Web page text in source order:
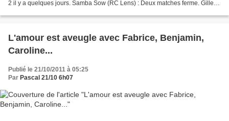
2 il y a quelques jours. Samba Sow (RC Lens) : Deux matches ferme. Gilles
L'amour est aveugle avec Fabrice, Benjamin,
Caroline...
Publié le 21/10/2011 à 05:25
Par Pascal 21/10 6h07